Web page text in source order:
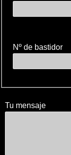
Nº de bastidor
Tu mensaje